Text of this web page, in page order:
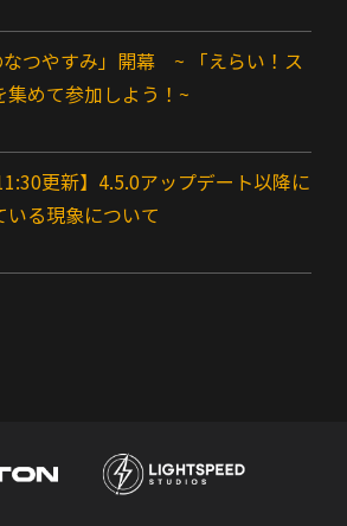
なつやすみ」開幕 ~ 「えらい！ス
集めて参加しよう！~
更新】4.5.0アップデート以降に
いる現象について